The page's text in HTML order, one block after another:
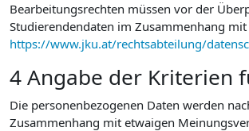
Bearbeitungsrechten müssen vor der
Studierendendaten im Zusammenhang
https://www.jku.at/rechtsabteilung/
4 Angabe der Kriterien
Die personenbezogenen Daten werden
Zusammenhang mit etwaigen